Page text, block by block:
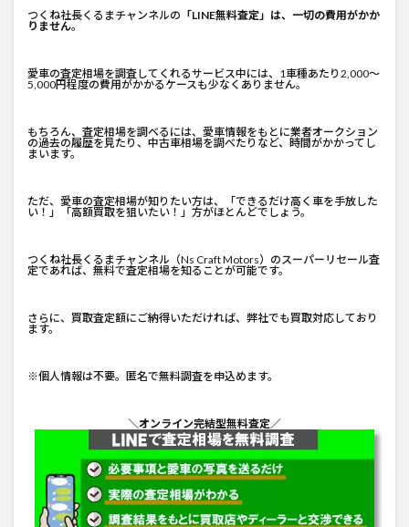
つくね社長くるまチャンネルの 「LINE無料査定」は、一切の費用がかか
りません。
愛車の査定相場を調査してくれるサービス中には、1車種あたり2,000～
5,000円程度の費用がかかるケースも少なくありません。
もちろん、査定相場を調べるには、愛車情報をもとに業者オークション
の過去の履歴を見たり、中古車相場を調べたりなど、時間がかかってし
まいます。
ただ、愛車の査定相場が知りたい方は、「できるだけ高く車を手放した
い！」「高額買取を狙いたい！」方がほとんどでしょう。
つくね社長くるまチャンネル （Ns Craft Motors）のスーパーリセール査
定であれば、無料で査定相場を知ることが可能です。
さらに、買取査定額にご納得いただければ、弊社でも買取対応しており
ます。
※個人情報は不要。匿名で無料調査を申込めます。
＼オンライン完結型無料査定／